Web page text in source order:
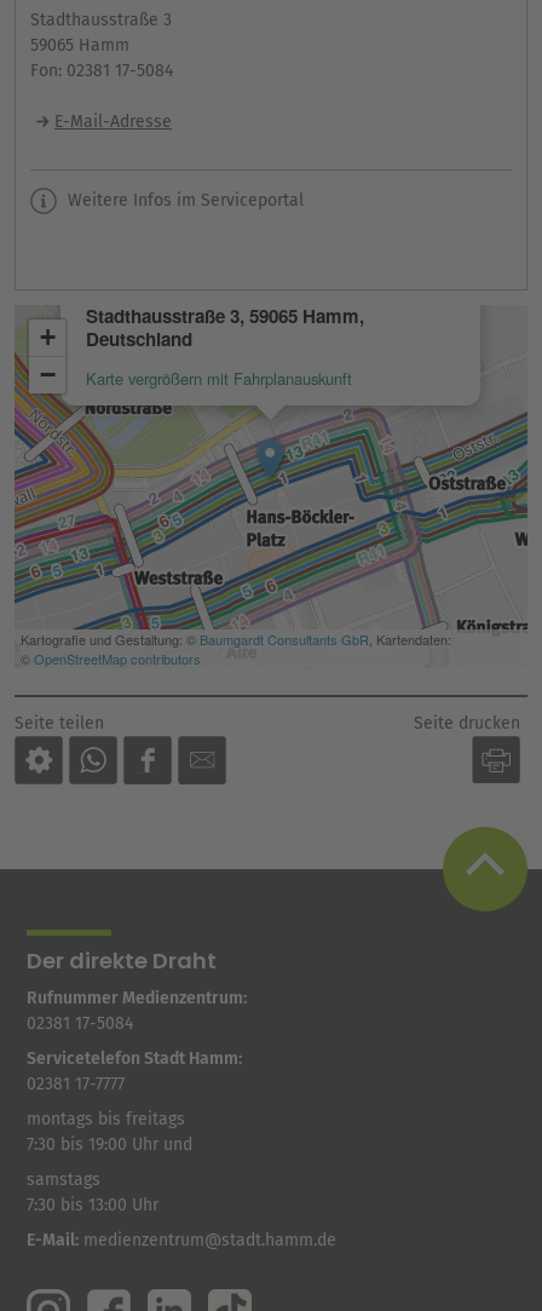
Stadthausstraße 3
59065 Hamm
Fon: 02381 17-5084
E-Mail-Adresse
Weitere Infos im Serviceportal
Seite teilen Seite drucken
Der direkte Draht
Rufnummer Medienzentrum:
02381 17-5084
Servicetelefon Stadt Hamm:
02381 17-7777
montags bis freitags
7:30 bis 19:00 Uhr und
samstags
7:30 bis 13:00 Uhr
E-Mail: medienzentrum@stadt.hamm.de